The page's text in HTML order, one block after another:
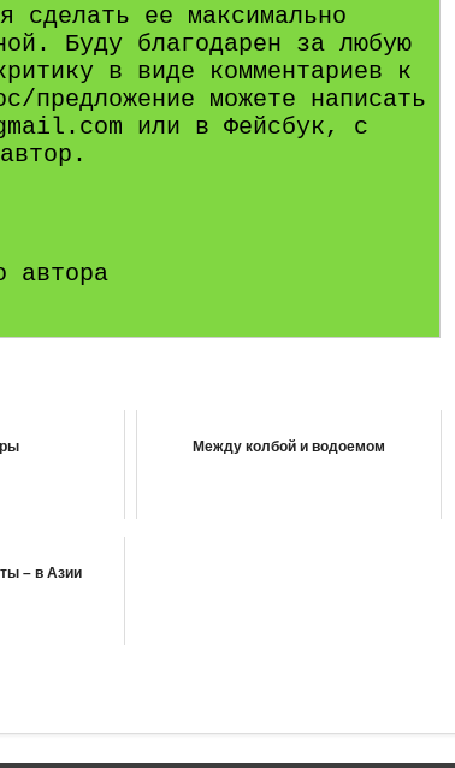
сделать ее максимально
Буду благодарен за любую
в виде комментариев к
предложение можете написать
или в Фейсбук, с
автора
Между колбой и водоемом
– в Азии